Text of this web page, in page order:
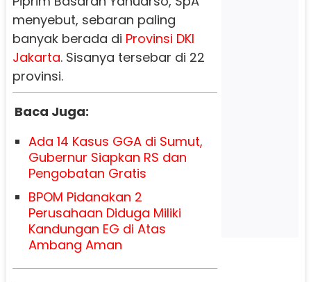
menyebut, sebaran paling
banyak berada di Provinsi DKI
Jakarta. Sisanya tersebar di 22
provinsi.
Baca Juga:
Ada 14 Kasus GGA di Sumut,
Gubernur Siapkan RS dan
Pengobatan Gratis
BPOM Pidanakan 2
Perusahaan Diduga Miliki
Kandungan EG di Atas
Ambang Aman